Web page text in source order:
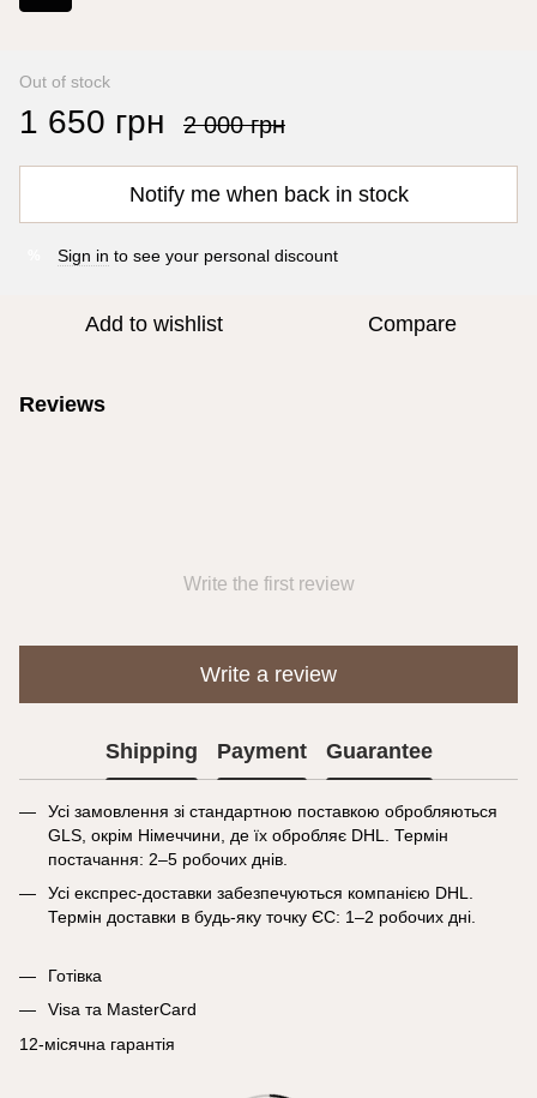
Out of stock
1 650 грн 2 000 грн
Notify me when back in stock
Sign in to see your personal discount
Add to wishlist Compare
Reviews
Write the first review
Write a review
Shipping Payment Guarantee
Усі замовлення зі стандартною поставкою обробляються
GLS, окрім Німеччини, де їх обробляє DHL. Термін
постачання: 2–5 робочих днів.
Усі експрес-доставки забезпечуються компанією DHL.
Термін доставки в будь-яку точку ЄС: 1–2 робочих дні.
Готівка
Visa та MasterCard
12-місячна гарантія